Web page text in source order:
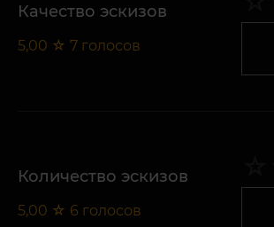
Качество эскизов
5,00 ☆ 7 голосов
Количество эскизов
5,00 ☆ 6 голосов